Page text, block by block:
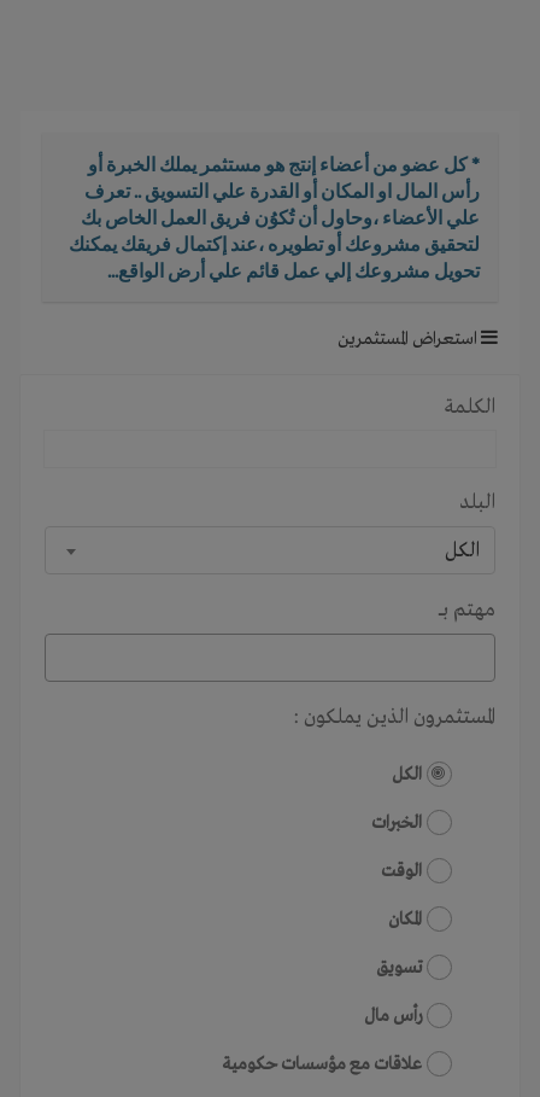
* كل عضو من أعضاء إنتج هو مستثمر يملك الخبرة أو
رأس المال او المكان أو القدرة علي التسويق .. تعرف
علي الأعضاء ،وحاول أن تُكوُن فريق العمل الخاص بك
لتحقيق مشروعك أو تطويره ،عند إكتمال فريقك يمكنك
تحويل مشروعك إلي عمل قائم علي أرض الواقع...
استعراض المستثمرين
الكلمة
البلد
الكل
مهتم بـــ
المستثمرون الذين يملكون :
الكل
الخبرات
الوقت
المكان
تسويق
رأس مال
علاقات مع مؤسسات حكومية